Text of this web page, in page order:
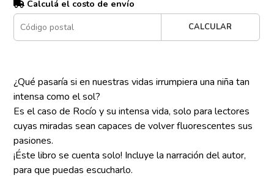
Calculá el costo de envío
CALCULAR
¿Qué pasaría si en nuestras vidas irrumpiera una niña tan
intensa como el sol?
Es el caso de Rocío y su intensa vida, solo para lectores
cuyas miradas sean capaces de volver fluorescentes sus
pasiones.
¡Éste libro se cuenta solo! Incluye la narración del autor,
para que puedas escucharlo.